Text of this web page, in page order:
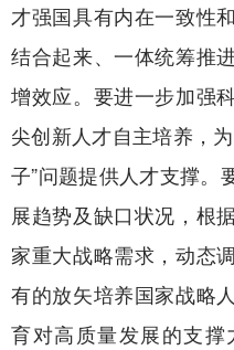
才强国具有内在一致性
结合起来、一体统筹推
增效应。要进一步加强
尖创新人才自主培养，
子”问题提供人才支撑。
展趋势及缺口状况，根
家重大战略需求，动态
有的放矢培养国家战略
育对高质量发展的支